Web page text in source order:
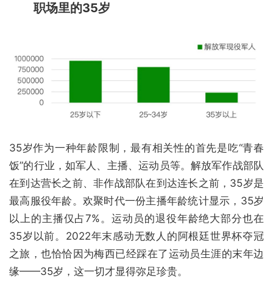
职场里的35岁
35岁作为一种年龄限制，最有相关性的首先是吃“青春
饭”的行业，如军人、主播、运动员等。解放军作战部队
在到达营长之前、非作战部队在到达连长之前，35岁是
最高服役年龄。欢聚时代一份主播年龄统计显示，35岁
以上的主播仅占7%。运动员的退役年龄绝大部分也在
35岁以前。2022年末感动无数人的阿根廷世界杯夺冠
之旅，也恰恰因为梅西已经踩在了运动员生涯的末年边
缘——35岁，这一切才显得弥足珍贵。